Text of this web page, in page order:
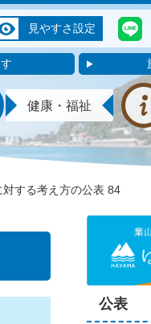
見やすさ設定
健康・福祉
対する考え方の公表 84
公表